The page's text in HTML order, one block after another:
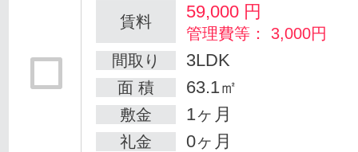
賃料 59,000 円
管理費等： 3,000円
間取り
3LDK
面 積 63.1㎡
敷金 1ヶ月
礼金 0ヶ月